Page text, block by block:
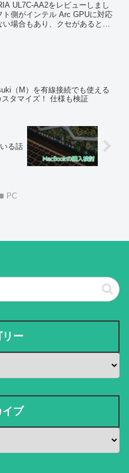
UL7C-AA2をレビューしまし
ト側がインテル Arc GPUに対応
い場合もあり、クセがあると感
（M）を有線接続でも使える
スタマイズ！ 仕様も検証
る話
PC
リー
イブ